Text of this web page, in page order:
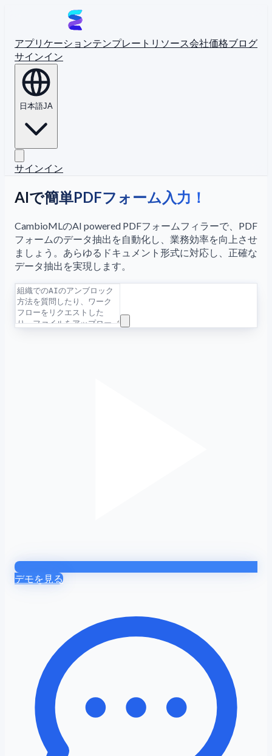
アプリケーションテンプレート リソース会社価格ブログ
サインイン
日本語JA
サインイン
AIで簡単PDFフォーム入力！
CambioMLのAI powered PDFフォームフィラーで、PDF
フォームのデータ抽出を自動化し、業務効率を向上させ
ましょう。あらゆるドキュメント形式に対応し、正確な
データ抽出を実現します。
デモを見る